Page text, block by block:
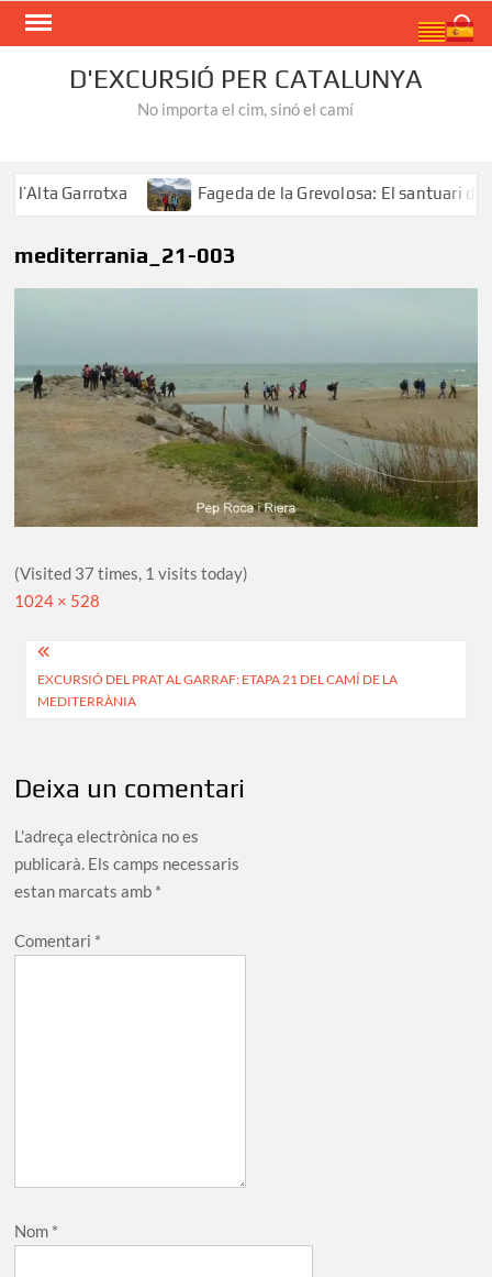
Skip
D'EXCURSIÓ PER CATALUNYA
No importa el cim, sinó el camí
Garrotxa Fageda de la Grevolosa: El santuari dels
mediterrania_21-003
(Visited 37 times, 1 visits today)
Full
1024 × 528
Navegació
d'entrades
EXCURSIÓ DEL PRAT AL GARRAF: ETAPA 21 DEL CAMÍ DE LA
MEDITERRÀNIA
Deixa un comentari
L'adreça electrònica no es
publicarà. Els camps necessaris
estan marcats amb *
Comentari *
Nom *